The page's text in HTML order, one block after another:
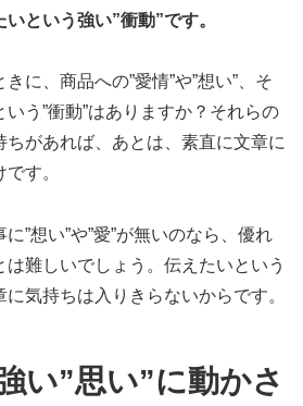
という強い”衝動”です。
に、商品への”愛情”や”想い”、そ
う”衝動”はありますか？それらの
ちがあれば、あとは、素直に文章に
す。
”想い”や”愛”が無いのなら、優れ
難しいでしょう。伝えたいという
気持ちは入りきらないからです。
い”思い”に動かさ